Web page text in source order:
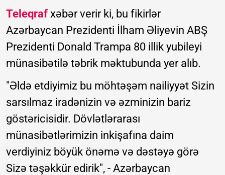
Teleqraf xəbər verir ki, bu fikirlər
Azərbaycan Prezidenti İlham Əliyevin ABŞ
Prezidenti Donald Trampa 80 illik yubileyi
münasibətilə təbrik məktubunda yer alıb.
"Əldə etdiyimiz bu möhtəşəm nailiyyət Sizin
sarsılmaz iradənizin və əzminizin bariz
göstəricisidir. Dövlətlərarası
münasibətlərimizin inkişafına daim
verdiyiniz böyük önəmə və dəstəyə görə
Sizə təşəkkür edirik", - Azərbaycan